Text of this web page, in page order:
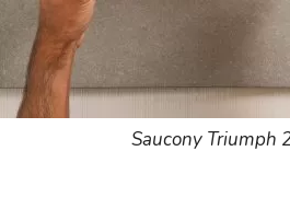
Saucony Triumph